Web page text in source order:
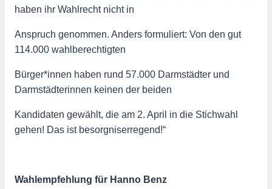
haben ihr Wahlrecht nicht in
Anspruch genommen. Anders formuliert: Von den gut
114.000 wahlberechtigten
Bürger*innen haben rund 57.000 Darmstädter und
Darmstädterinnen keinen der beiden
Kandidaten gewählt, die am 2. April in die Stichwahl
gehen! Das ist besorgniserregend!“
Wahlempfehlung für Hanno Benz